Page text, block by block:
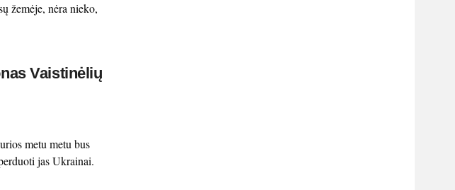
žemėje, nėra nieko,
Vaistinėlių
metu metu bus
jas Ukrainai.